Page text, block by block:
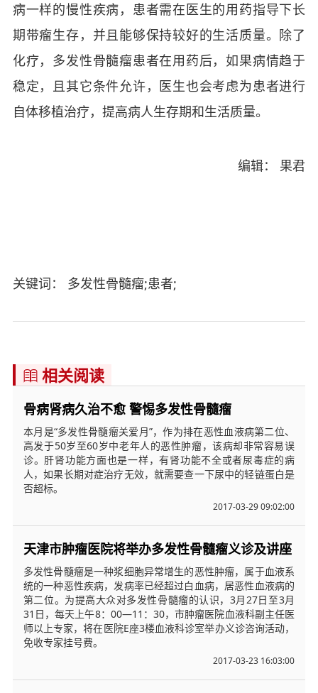
病一样的慢性疾病，患者需在医生的用药指导下长
期带瘤生存，并且能够保持较好的生活质量。除了
化疗，多发性骨髓瘤患者在用药后，如果病情趋于
稳定，且其它条件允许，医生也会考虑为患者进行
自体移植治疗，提高病人生存期和生活质量。
编辑： 果君
关键词： 多发性骨髓瘤;患者;
 相关阅读
骨病肾病久治不愈 警惕多发性骨髓瘤
本月是“多发性骨髓瘤关爱月”，作为排在恶性血液病第二位、
高发于50岁至60岁中老年人的恶性肿瘤，该病却非常容易误
诊。肝肾功能方面也是一样，有肾功能不全或者尿毒症的病
人，如果长期对症治疗无效，就需要查一下尿中的轻链蛋白是
否超标。
2017-03-29 09:02:00
天津市肿瘤医院将举办多发性骨髓瘤义诊及讲座
多发性骨髓瘤是一种浆细胞异常增生的恶性肿瘤，属于血液系
统的一种恶性疾病，发病率已经超过白血病，居恶性血液病的
第二位。为提高大众对多发性骨髓瘤的认识，3月27日至3月
31日，每天上午8：00—11：30，市肿瘤医院血液科副主任医
师以上专家，将在医院E座3楼血液科诊室举办义诊咨询活动，
免收专家挂号费。
2017-03-23 16:03:00